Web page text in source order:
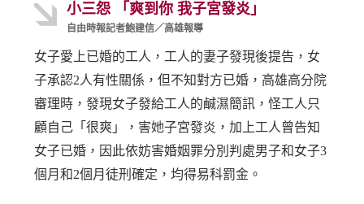
小三怨 「爽到你 我子宮發炎」
自由時報記者鮑建信／高雄報導
女子愛上已婚的工人，工人的妻子發現後提告，女
子承認2人有性關係，但不知對方已婚，高雄高分院
審理時，發現女子發給工人的鹹濕簡訊，怪工人只
顧自己「很爽」，害她子宮發炎，加上工人曾告知
女子已婚，因此依妨害婚姻罪分別判處男子和女子3
個月和2個月徒刑確定，均得易科罰金。